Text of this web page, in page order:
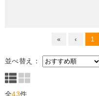
« ‹ 1
並べ替え：
全43件